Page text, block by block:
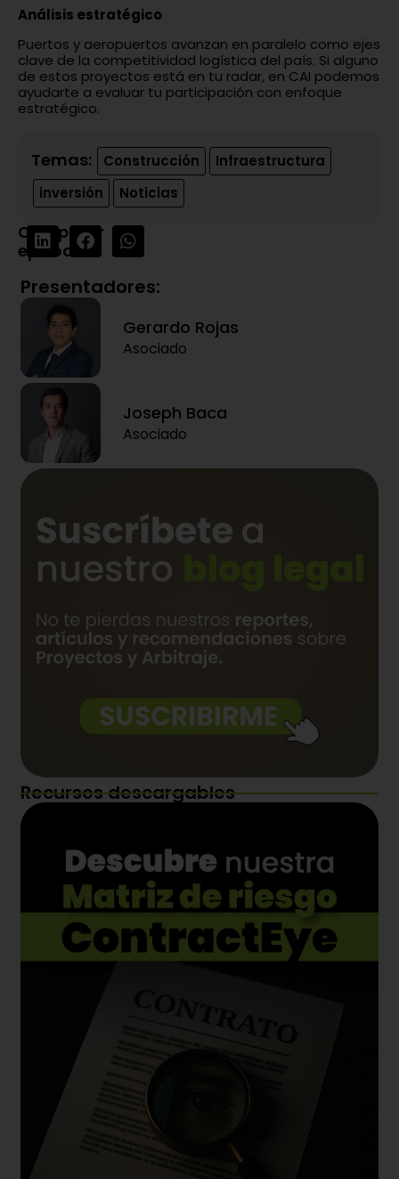
Análisis estratégico
Puertos y aeropuertos avanzan en paralelo como ejes
clave de la competitividad logística del país. Si alguno
de estos proyectos está en tu radar, en CAI podemos
ayudarte a evaluar tu participación con enfoque
estratégico.
Temas: Construcción
Infraestructura
inversión
Noticias
Compartir
episodio:
Presentadores:
Gerardo Rojas
Asociado
Joseph Baca
Asociado
Recursos descargables